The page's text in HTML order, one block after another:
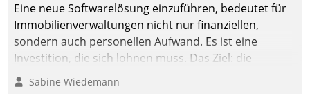
Eine neue Softwarelösung einzuführen, bedeutet für
Immobilienverwaltungen nicht nur finanziellen,
sondern auch personellen Aufwand. Es ist eine
Investition, die sich lohnen muss. Das Ziel: die
nachhaltige Optimierung der Geschäftsabläufe. Damit
dieses Ziel erreicht wird, sollten einige Grundregeln
Sabine Wiedemann